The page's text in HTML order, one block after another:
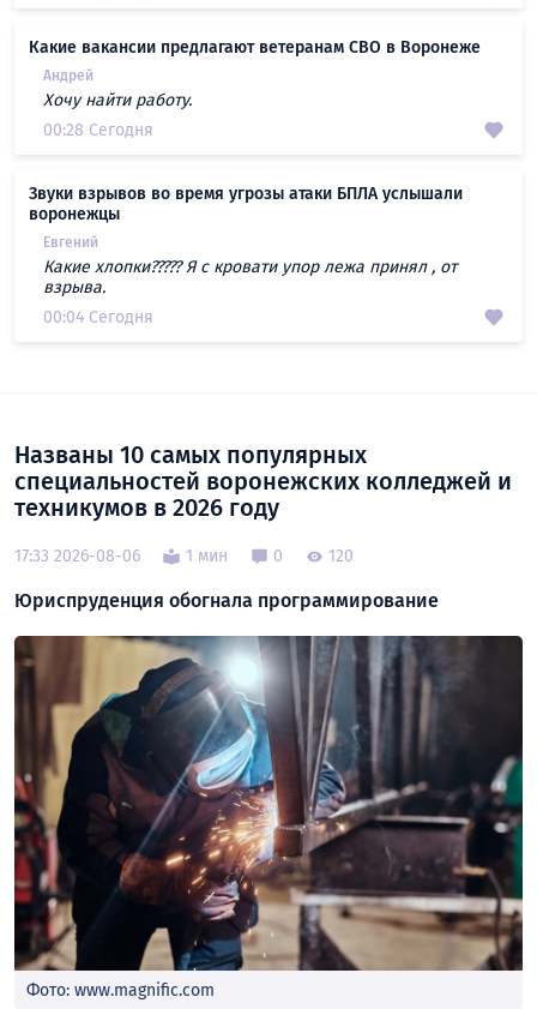
Какие вакансии предлагают ветеранам СВО в Воронеже
Андрей
Хочу найти работу.
00:28 Сегодня
Звуки взрывов во время угрозы атаки БПЛА услышали
воронежцы
Евгений
Какие хлопки????? Я с кровати упор лежа принял , от
взрыва.
00:04 Сегодня
Названы 10 самых популярных
специальностей воронежских колледжей и
техникумов в 2026 году
17:33 2026-08-06 1 мин 0 120
Юриспруденция обогнала программирование
Фото: www.magnific.com